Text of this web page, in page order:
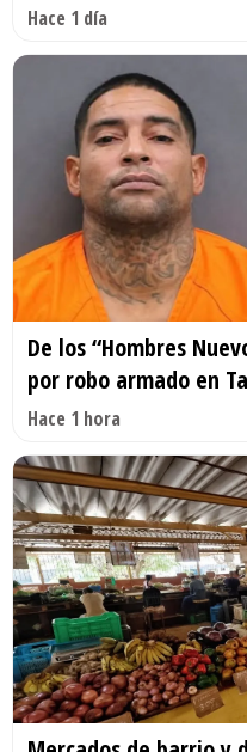
Hace 1 día
De los “Hombres
por robo armado en
Hace 1 hora